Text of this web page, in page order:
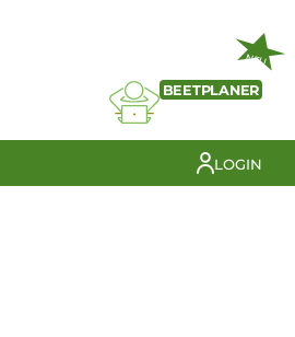
NEU
BEETPLANER
LOGIN